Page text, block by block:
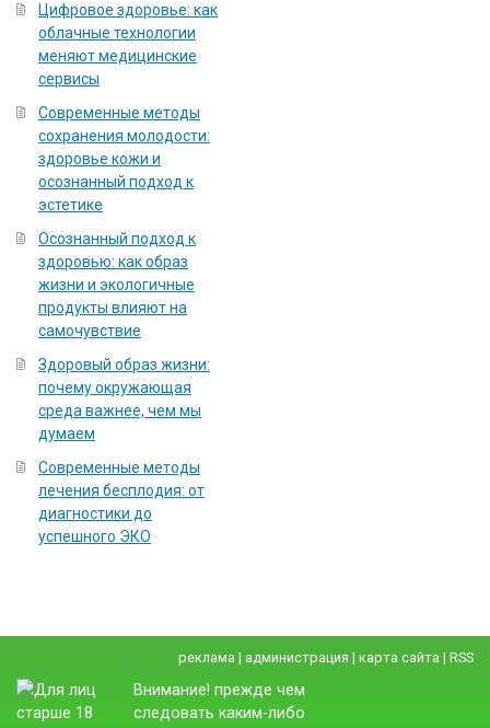
Цифровое здоровье: как
облачные технологии
меняют медицинские
сервисы
Современные методы
сохранения молодости:
здоровье кожи и
осознанный подход к
эстетике
Осознанный подход к
здоровью: как образ
жизни и экологичные
продукты влияют на
самочувствие
Здоровый образ жизни:
почему окружающая
среда важнее, чем мы
думаем
Современные методы
лечения бесплодия: от
диагностики до
успешного ЭКО
реклама | администрация | карта сайта | RSS
Внимание! прежде чем
следовать каким-либо